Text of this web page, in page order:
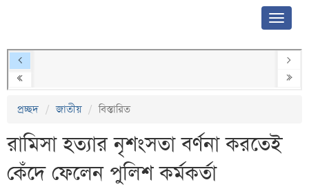
প্রচ্ছদ জাতীয় বিস্তারিত
রামিসা হত্যার নৃশংসতা বর্ণনা করতেই
কেঁদে ফেলেন পুলিশ কর্মকর্তা